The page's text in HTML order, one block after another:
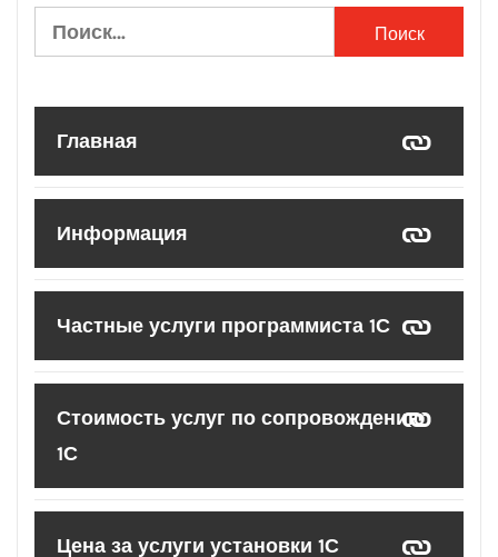
Найти:
Главная
Информация
Частные услуги программиста 1С
Стоимость услуг по сопровождению
1С
Цена за услуги установки 1С